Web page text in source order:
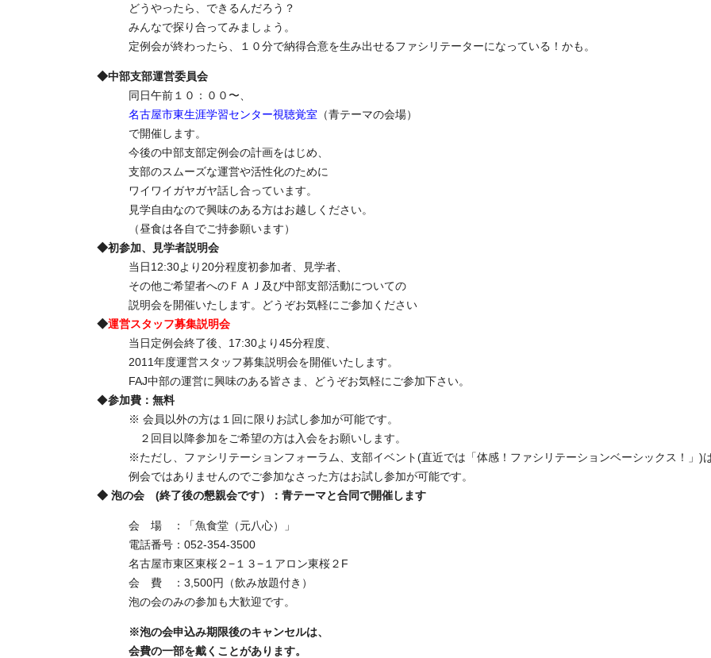
どうやったら、できるんだろう？
みんなで探り合ってみましょう。
定例会が終わったら、１０分で納得合意を生み出せるファシリテーターになっている！かも。
◆中部支部運営委員会
同日午前１０：００〜、
名古屋市東生涯学習センター視聴覚室 （青テーマの会場）
で開催します。
今後の中部支部定例会の計画をはじめ、
支部のスムーズな運営や活性化のために
ワイワイガヤガヤ話し合っています。
見学自由なので興味のある方はお越しください。
（昼食は各自でご持参願います）
◆初参加、見学者説明会
当日12:30より20分程度初参加者、見学者、
その他ご希望者へのＦＡＪ及び中部支部活動についての
説明会を開催いたします。どうぞお気軽にご参加ください
◆運営スタッフ募集説明会
当日定例会終了後、17:30より45分程度、
2011年度運営スタッフ募集説明会を開催いたします。
FAJ中部の運営に興味のある皆さま、どうぞお気軽にご参加下さい。
◆参加費：無料
※ 会員以外の方は１回に限りお試し参加が可能です。
２回目以降参加をご希望の方は入会をお願いします。
※ただし、ファシリテーションフォーラム、支部イベント(直近では「体感！ファシリテーションベーシックス！」)
例会ではありませんのでご参加なさった方はお試し参加が可能です。
◆ 泡の会 (終了後の懇親会です）：青テーマと合同で開催します
会 場 ：「魚食堂（元八心）」
電話番号：052-354-3500
名古屋市東区東桜２−１３−１アロン東桜２F
会 費 ：3,500円（飲み放題付き）
泡の会のみの参加も大歓迎です。
※泡の会申込み期限後のキャンセルは、
会費の一部を戴くことがあります。